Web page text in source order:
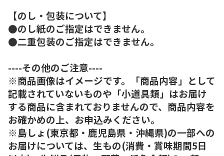
【のし・包装について】
●のし紙のご指定はできません。
●二重包装のご指定はできません。
----その他のご注意----
※商品画像はイメージです。「商品内容」として
記載されていないものや「小道具類」はお届け
する商品に含まれておりませんので、商品内容を
お確かめの上、お申込みください。
※島しょ(東京都・鹿児島県・沖縄県)の一部への
お届けについては、生もの(消費・賞味期間5日